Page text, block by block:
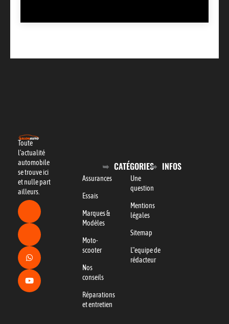
Toute
l’actualité
automobile
se trouve ici
et nulle part
ailleurs.
CATÉGORIES
Assurances
Essais
Marques &
Modèles
Moto-
scooter
Nos
conseils
Réparations
et entretien
INFOS
Une
question
Mentions
légales
Sitemap
L"equipe de
rédacteur